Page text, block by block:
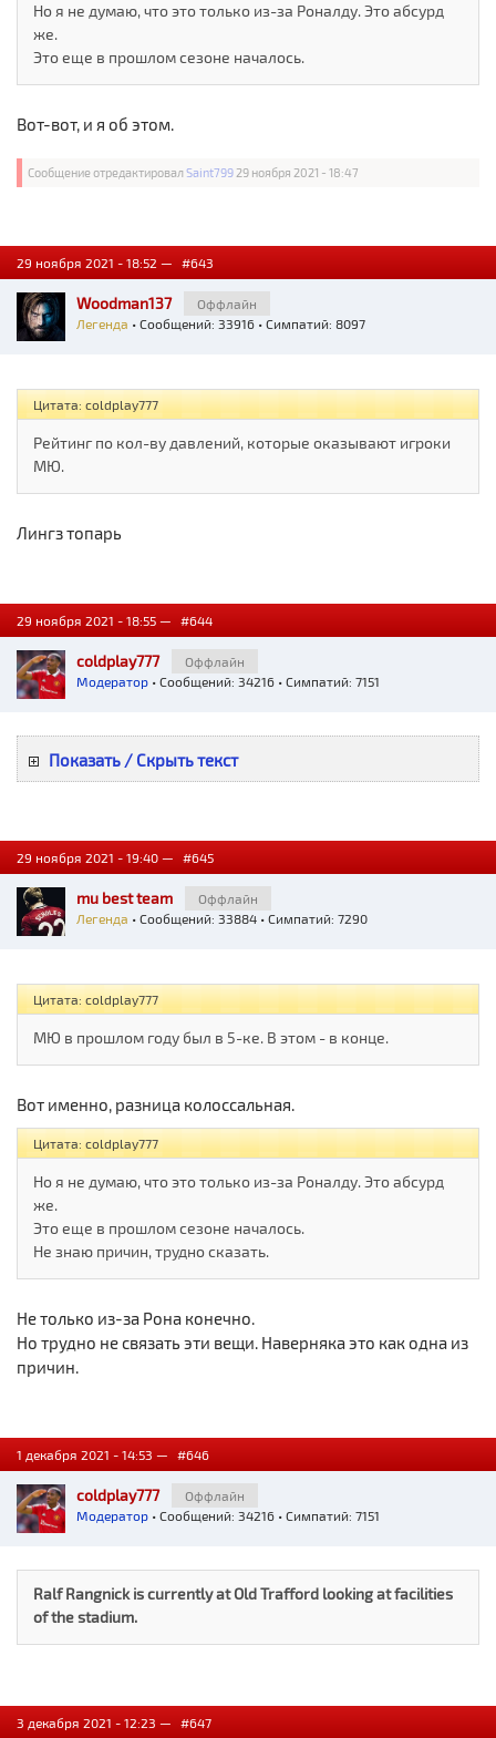
Но я не думаю, что это только из-за Роналду. Это абсурд
же.
Это еще в прошлом сезоне началось.
Вот-вот, и я об этом.
Сообщение отредактировалSaint799 29 ноября 2021 - 18:47
29 ноября 2021 - 18:52 — #643
Woodman137
Оффлайн
Легенда • Сообщений: 33916 • Симпатий: 8097
Цитата: coldplay777
Рейтинг по кол-ву давлений, которые оказывают игроки
МЮ.
Лингз топарь
29 ноября 2021 - 18:55 — #644
coldplay777
Оффлайн
Модератор • Сообщений: 34216 • Симпатий: 7151
Показать / Скрыть текст
29 ноября 2021 - 19:40 — #645
mu best team
Оффлайн
Легенда • Сообщений: 33884 • Симпатий: 7290
Цитата: coldplay777
МЮ в прошлом году был в 5-ке. В этом - в конце.
Вот именно, разница колоссальная.
Цитата: coldplay777
Но я не думаю, что это только из-за Роналду. Это абсурд
же.
Это еще в прошлом сезоне началось.
Не знаю причин, трудно сказать.
Не только из-за Рона конечно.
Но трудно не связать эти вещи. Наверняка это как одна из
причин.
1 декабря 2021 - 14:53 — #646
coldplay777
Оффлайн
Модератор • Сообщений: 34216 • Симпатий: 7151
Ralf Rangnick is currently at Old Trafford looking at facilities
of the stadium.
3 декабря 2021 - 12:23 — #647